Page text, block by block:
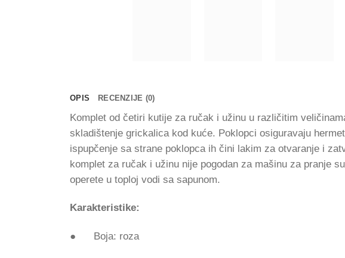
OPIS RECENZIJE (0)
Komplet od četiri kutije za ručak i užinu u različitim
skladištenje grickalica kod kuće. Poklopci osiguravaju
ispupčenje sa strane poklopca ih čini lakim za otvaranje i
komplet za ručak i užinu nije pogodan za mašinu za pranje
operete u toploj vodi sa sapunom.
Karakteristike:
● Boja: roza